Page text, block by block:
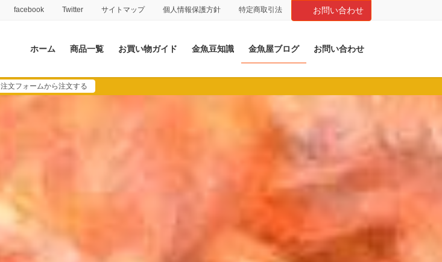
facebook Twitter サイトマップ 個人情報保護方針 特定商取引法 お問い合わせ
ホーム 商品一覧 お買い物ガイド 金魚豆知識 金魚屋ブログ お問い合わせ
注文フォームから注文する